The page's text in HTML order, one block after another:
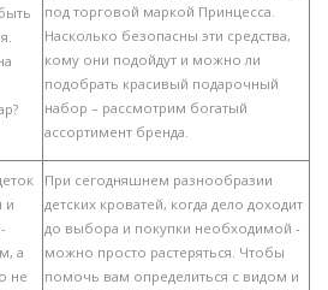
под торговой маркой Принцесса.
Насколько безопасны эти средства,
кому они подойдут и можно ли
подобрать красивый подарочный
набор – рассмотрим богатый
ассортимент бренда.
и
а
не
При сегодняшнем разнообразии
детских кроватей, когда дело доходит
до выбора и покупки необходимой -
можно просто растеряться. Чтобы
помочь вам определиться с видом и